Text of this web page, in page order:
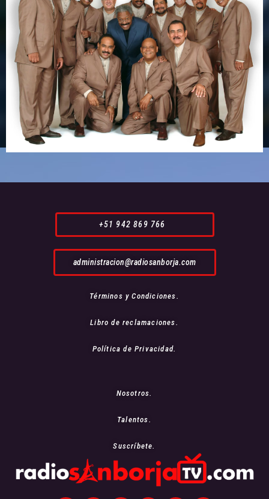
+51 942 869 766
administracion@radiosanborja.com
Términos y Condiciones.
Libro de reclamaciones.
Política de Privacidad.
Nosotros.
Talentos.
Suscríbete.